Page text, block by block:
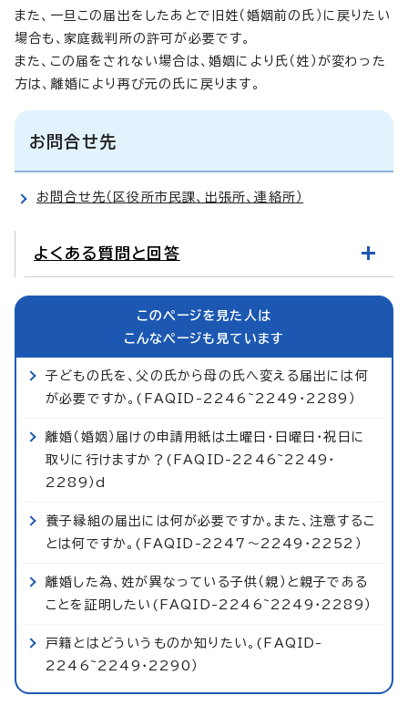
また、一旦この届出をしたあとで旧姓（婚姻前の氏）に戻りたい
場合も、家庭裁判所の許可が必要です。
また、この届をされない場合は、婚姻により氏（姓）が変わった
方は、離婚により再び元の氏に戻ります。
お問合せ先
お問合せ先（区役所市民課、出張所、連絡所）
よくある質問と回答
このページを見た人は
こんなページも見ています
子どもの氏を、父の氏から母の氏へ変える届出には何
が必要ですか。(FAQID-2246~2249・2289）
離婚（婚姻）届けの申請用紙は土曜日・日曜日・祝日に
取りに行けますか？(FAQID-2246~2249・
2289）d
養子縁組の届出には何が必要ですか。また、注意するこ
とは何ですか。(FAQID-2247～2249・2252）
離婚した為、姓が異なっている子供（親）と親子である
ことを証明したい(FAQID-2246~2249・2289）
戸籍とはどういうものか知りたい。(FAQID-
2246~2249・2290）